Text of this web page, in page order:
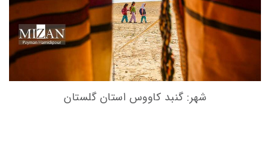
شهر: گنبد کاووس استان گلستان